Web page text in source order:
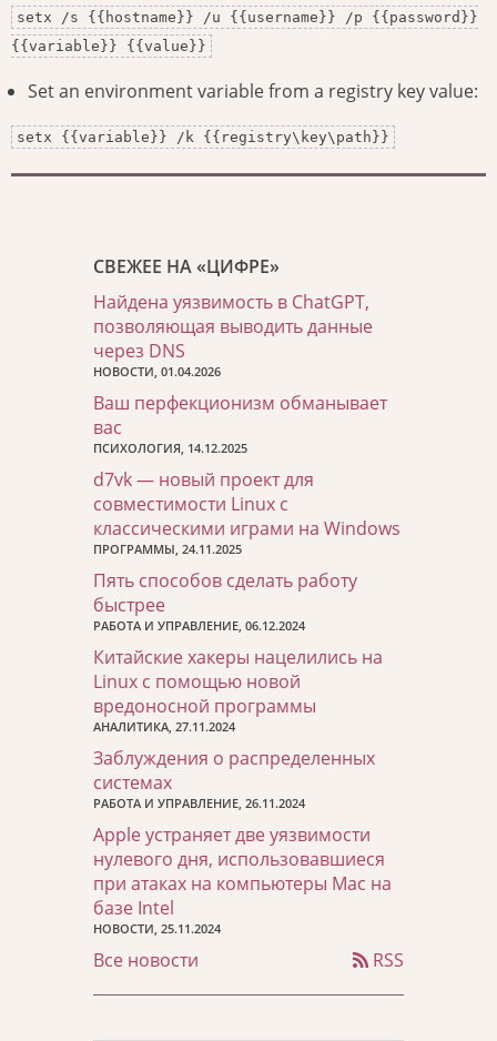
setx /s {{hostname}} /u {{username}} /p {{password}}
{{variable}} {{value}}
Set an environment variable from a registry key value:
setx {{variable}} /k {{registry\key\path}}
СВЕЖЕЕ НА «ЦИФРЕ»
Найдена уязвимость в ChatGPT,
позволяющая выводить данные
через DNS
НОВОСТИ, 01.04.2026
Ваш перфекционизм обманывает
вас
ПСИХОЛОГИЯ, 14.12.2025
d7vk — новый проект для
совместимости Linux с
классическими играми на Windows
ПРОГРАММЫ, 24.11.2025
Пять способов сделать работу
быстрее
РАБОТА И УПРАВЛЕНИЕ, 06.12.2024
Китайские хакеры нацелились на
Linux с помощью новой
вредоносной программы
АНАЛИТИКА, 27.11.2024
Заблуждения о распределенных
системах
РАБОТА И УПРАВЛЕНИЕ, 26.11.2024
Apple устраняет две уязвимости
нулевого дня, использовавшиеся
при атаках на компьютеры Mac на
базе Intel
НОВОСТИ, 25.11.2024
Все новости RSS